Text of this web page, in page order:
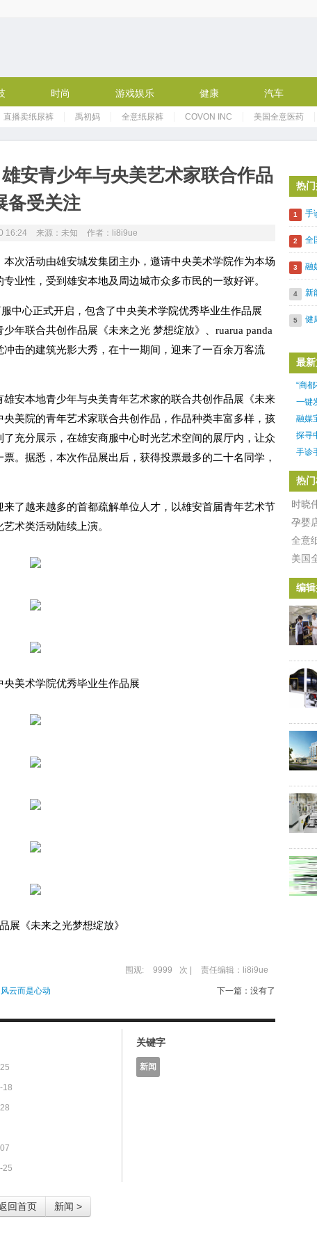
时尚 游戏娱乐 健康 汽车
直播卖纸尿裤 禹初妈 全意纸尿裤 COVON INC 美国全意医药
安青少年与央美艺术家联合作品
备受关注
16:24 来源： 未知 作者：li8i9ue
次活动由雄安城发集团主办，邀请中央美术学院作为本场
业性，受到雄安本地及周边城市众多市民的一致好评。
中心正式开启，包含了中央美术学院优秀毕业生作品展
年联合共创作品展《未来之光 梦想绽放》、ruarua panda
击的建筑光影大秀，在十一期间，迎来了一百余万客流
安本地青少年与央美青年艺术家的联合共创作品展《未来
美院的青年艺术家联合共创作品，作品种类丰富多样，孩
充分展示，在雄安商服中心时光艺术空间的展厅内，让众
。据悉，本次作品展出后，获得投票最多的二十名同学，
了越来越多的首都疏解单位人才，以雄安首届青年艺术节
术类活动陆续上演。
央美术学院优秀毕业生作品展
展《未来之光梦想绽放》
围观: 9999 次 | 责任编辑：li8i9ue
云而是心动 下一篇：没有了
18
25
关键字
新闻
回首页 新闻 >
热
1 手
2 全
3 融
4 新
5 健
最
“商
一键
融媒
探寻
手诊
热
时晓
孕婴
全意
美国
编